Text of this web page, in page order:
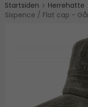
Startsiden
Herrehatte
Sixpence / Flat cap -